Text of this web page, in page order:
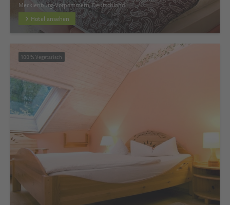
Mecklenburg-Vorpommern, Deutschland
Hotel ansehen
100 % Vegetarisch